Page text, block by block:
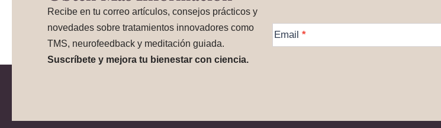
Recibe en tu correo artículos, consejos prácticos y
novedades sobre tratamientos innovadores como
TMS, neurofeedback y meditación guiada.
Suscríbete y mejora tu bienestar con ciencia.
Information
Email*